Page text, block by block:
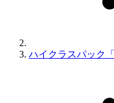
ハイクラスパック